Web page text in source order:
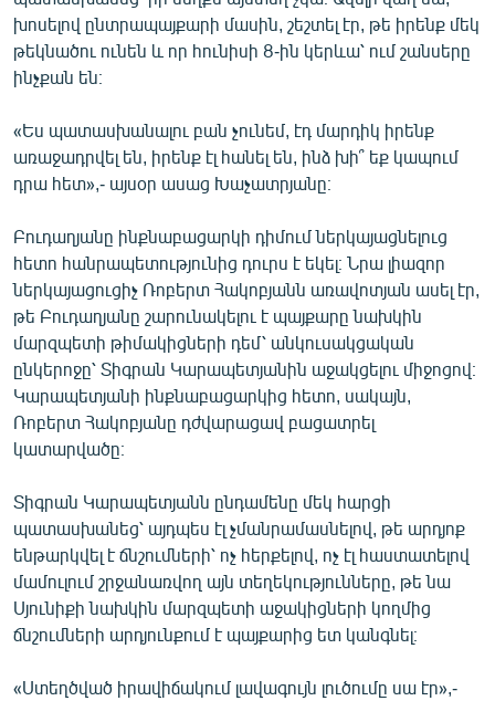
խոսելով ընտրապայքարի մասին, շեշտել էր, թե իրենք մեկ
թեկնածու ունեն և որ հունիսի 8-ին կերևա՝ ում շանսերը
ինչքան են։
«Ես պատասխանալու բան չունեմ, էդ մարդիկ իրենք
առաջադրվել են, իրենք էլ հանել են, ինձ խի՞ եք կապում
դրա հետ»,- այսօր ասաց Խաչատրյանը։
Բուդաղյանը ինքնաբացարկի դիմում ներկայացնելուց
հետո հանրապետությունից դուրս է եկել։ Նրա լիազոր
ներկայացուցիչ Ռոբերտ Հակոբյանն առավոտյան ասել էր,
թե Բուդաղյանը շարունակելու է պայքարը նախկին
մարզպետի թիմակիցների դեմ՝ անկուսակցական
ընկերոջը՝ Տիգրան Կարապետյանին աջակցելու միջոցով։
Կարապետյանի ինքնաբացարկից հետո, սակայն,
Ռոբերտ Հակոբյանը դժվարացավ բացատրել
կատարվածը։
Տիգրան Կարապետյանն ընդամենը մեկ հարցի
պատասխանեց՝ այդպես էլ չմանրամասնելով, թե արդյոք
ենթարկվել է ճնշումների՝ ոչ հերքելով, ոչ էլ հաստատելով
մամուլում շրջանառվող այն տեղեկությունները, թե նա
Սյունիքի նախկին մարզպետի աջակիցների կողմից
ճնշումների արդյունքում է պայքարից ետ կանգնել։
«Ստեղծված իրավիճակում լավագույն լուծումը սա էր»,-